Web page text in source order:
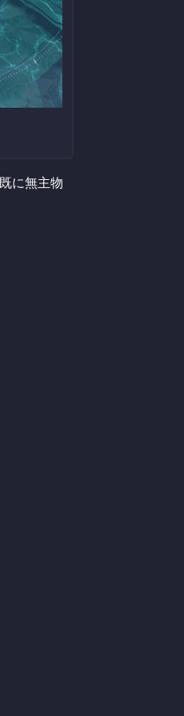
に無主物